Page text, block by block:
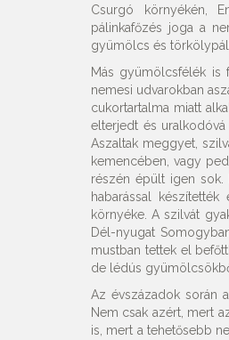
Csurgó környékén,
pálinkafőzés joga a
gyümölcs és
Más gyümölcsfélék is
nemesi udvarokban
cukortartalma miatt
elterjedt és
Aszaltak meggyet,
kemencében, vagy
részén épült igen
habarással
környéke. A szilvát
Dél-nyugat
mustban tettek el
de lédús
Az évszázadok során
Nem csak azért, mert
is, mert a tehetősebb